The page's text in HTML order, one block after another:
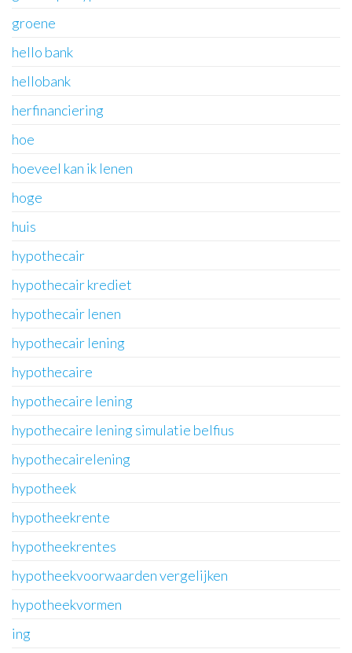
groene
hello bank
hellobank
herfinanciering
hoe
hoeveel kan ik lenen
hoge
huis
hypothecair
hypothecair krediet
hypothecair lenen
hypothecair lening
hypothecaire
hypothecaire lening
hypothecaire lening simulatie belfius
hypothecairelening
hypotheek
hypotheekrente
hypotheekrentes
hypotheekvoorwaarden vergelijken
hypotheekvormen
ing